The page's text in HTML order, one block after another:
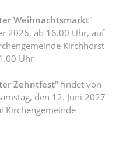
Weihnachtsmarkt"
2026, ab 16.00 Uhr, auf
Kirchhorst
Uhr
Zehntfest" findet von
den 12. Juni 2027
Kirchengemeinde